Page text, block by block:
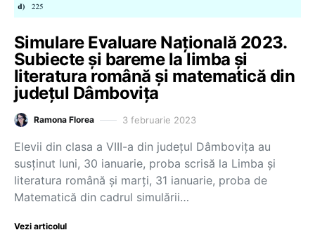
Simulare Evaluare Națională 2023.
Subiecte și bareme la limba și
literatura română și matematică din
județul Dâmbovița
Ramona Florea 3 februarie 2023
Elevii din clasa a VIII-a din județul Dâmbovița au
susținut luni, 30 ianuarie, proba scrisă la Limba și
literatura română și marți, 31 ianuarie, proba de
Matematică din cadrul simulării…
Vezi articolul